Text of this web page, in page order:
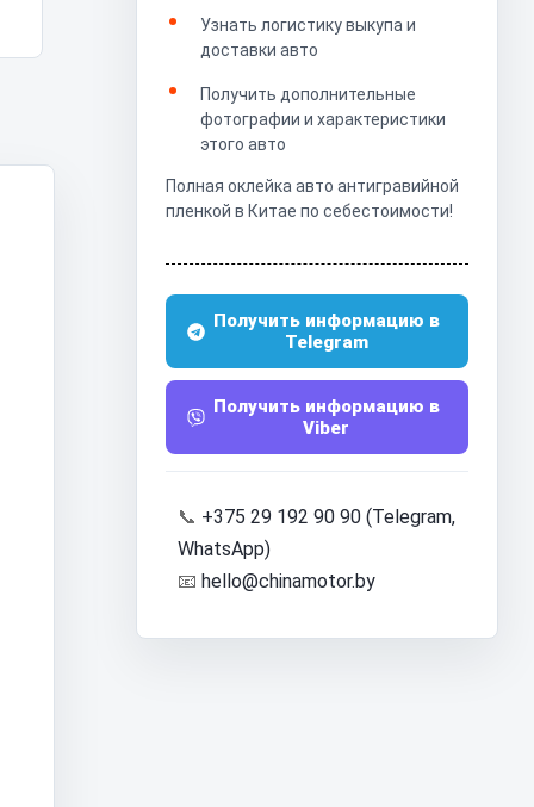
Узнать логистику выкупа и
доставки авто
Получить дополнительные
фотографии и характеристики
этого авто
Полная оклейка авто антигравийной
пленкой в Китае по себестоимости!
Получить информацию в
Telegram
Получить информацию в
Viber
📞 +375 29 192 90 90 (Telegram,
WhatsApp)
📧 hello@chinamotor.by